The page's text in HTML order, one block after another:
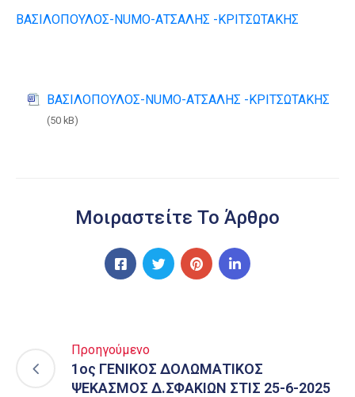
ΒΑΣΙΛΟΠΟΥΛΟΣ-NUMO-ΑΤΣΑΛΗΣ -ΚΡΙΤΣΩΤΑΚΗΣ
ΒΑΣΙΛΟΠΟΥΛΟΣ-NUMO-ΑΤΣΑΛΗΣ -ΚΡΙΤΣΩΤΑΚΗΣ
(50 kB)
Μοιραστείτε Το Άρθρο
Προηγούμενο
1ος ΓΕΝΙΚΟΣ ΔΟΛΩΜΑΤΙΚΟΣ
ΨΕΚΑΣΜΟΣ Δ.ΣΦΑΚΙΩΝ ΣΤΙΣ 25-6-2025